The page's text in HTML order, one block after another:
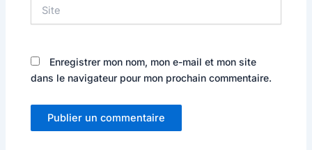
Enregistrer mon nom, mon e-mail et mon site
dans le navigateur pour mon prochain commentaire.